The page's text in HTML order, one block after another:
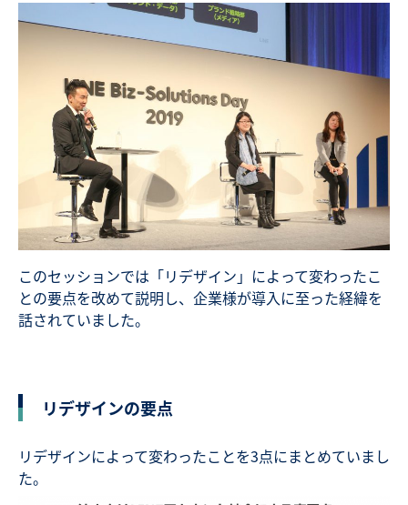
このセッションでは「リデザイン」によって変わったこ
との要点を改めて説明し、企業様が導入に至った経緯を
話されていました。
リデザインの要点
リデザインによって変わったことを3点にまとめていまし
た。